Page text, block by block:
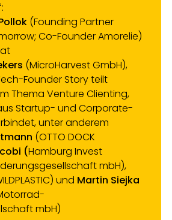
(Founding Partner
Co-Founder Amorelie)
(MicroHarvest GmbH),
Founder Story teilt
Thema Venture Clienting,
Startup- und Corporate-
unter anderem
(OTTO DOCK
(Hamburg Invest
mbH),
und Martin Siejka
mbH)